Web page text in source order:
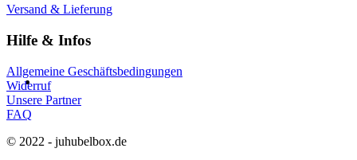
Versand & Lieferung
Hilfe & Infos
Allgemeine Geschäftsbedingungen
Widerruf
Unsere Partner
FAQ
© 2022 - juhubelbox.de